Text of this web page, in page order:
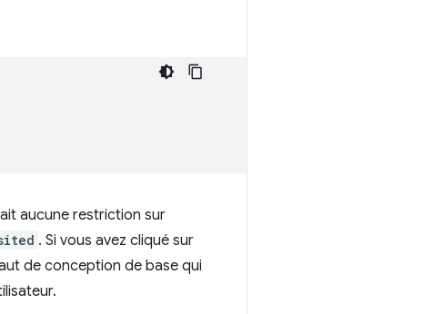
aucune restriction sur
. Si vous avez cliqué sur
de conception de base qui